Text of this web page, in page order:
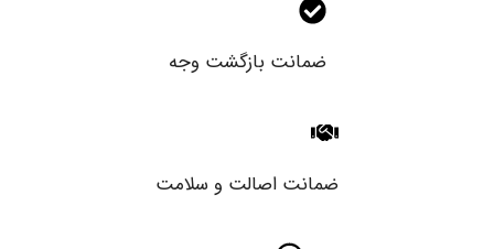
ضمانت بازگشت وجه
ضمانت اصالت و سلامت